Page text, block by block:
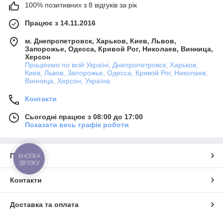
100% позитивних з 8 відгуків за рік
Працює з 14.11.2016
м. Днепропетровск, Харьков, Киев, Львов,
Запорожье, Одесса, Кривой Рог, Николаев, Винница,
Херсон
Працюємо по всій Україні, Днепропетровск, Харьков,
Киев, Львов, Запорожье, Одесса, Кривой Рог, Николаев,
Винница, Херсон, Україна
Контакти
Сьогодні працює з 08:00 до 17:00
Показати весь графік роботи
Про нас
Контакти
Доставка та оплата
КНОПКА
ЗВ'ЯЗКУ